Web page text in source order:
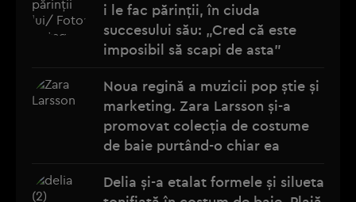
i le fac părinții, în ciuda
succesului său: „Cred că este
imposibil să scapi de asta”
Noua regină a muzicii pop știe și
marketing. Zara Larsson și-a
promovat colecția de costume
de baie purtând-o chiar ea
Delia și-a etalat formele și silueta